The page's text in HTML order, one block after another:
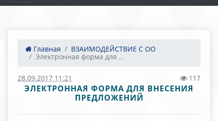
Главная
ВЗАИМОДЕЙСТВИЕ С ОО
Электронная форма для ...
28.09.2017 11:21 117
ЭЛЕКТРОННАЯ ФОРМА ДЛЯ ВНЕСЕНИЯ
ПРЕДЛОЖЕНИЙ